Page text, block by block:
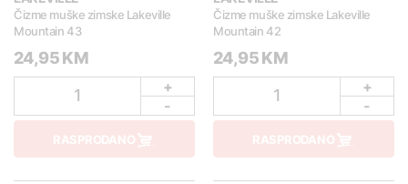
Čizme muške zimske Lakeville
Mountain 43
24,95 KM
1
+
-
RASPRODANO
Čizme muške zimske Lakeville
Mountain 42
24,95 KM
1
+
-
RASPRODANO